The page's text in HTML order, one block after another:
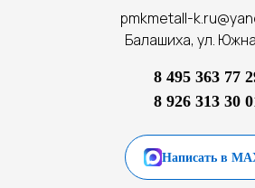
pmkmetall-
Балашиха, ул.
8 495 363 77
8 926 313 30
Написать в